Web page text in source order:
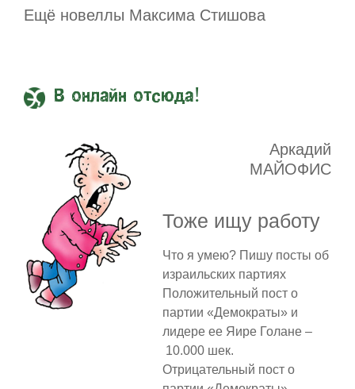
Ещё новеллы Максима Стишова
В онлайн отсюда!
Аркадий
МАЙОФИС
Тоже ищу работу
Что я умею? Пишу посты об
израильских партиях
Положительный пост о
партии «Демократы» и
лидере ее Яире Голане –
10.000 шек.
Отрицательный пост о